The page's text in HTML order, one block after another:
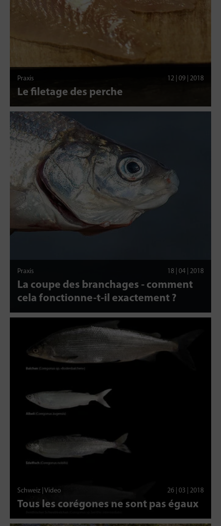
Praxis 12 | 09 | 2018
Le filetage des perche
Praxis 18 | 04 | 2018
La coupe des branchages - comment
cela fonctionne-t-il exactement ?
Schweiz | Video 26 | 03 | 2018
Tous les corégones ne sont pas égaux